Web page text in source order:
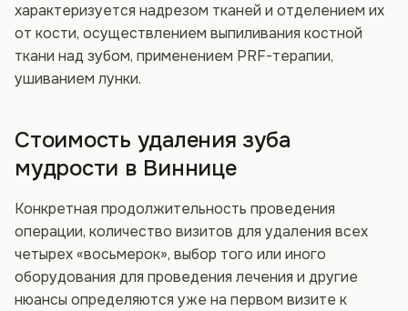
характеризуется надрезом тканей и отделением их
от кости, осуществлением выпиливания костной
ткани над зубом, применением PRF-терапии,
ушиванием лунки.
Стоимость удаления зуба
мудрости в Виннице
Конкретная продолжительность проведения
операции, количество визитов для удаления всех
четырех «восьмерок», выбор того или иного
оборудования для проведения лечения и другие
нюансы определяются уже на первом визите к